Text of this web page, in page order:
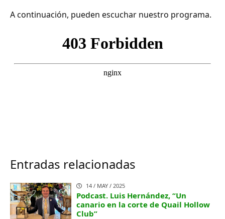
A continuación, pueden escuchar nuestro programa.
Entradas relacionadas
14 / MAY / 2025
Podcast. Luis Hernández, “Un
canario en la corte de Quail Hollow
Club”